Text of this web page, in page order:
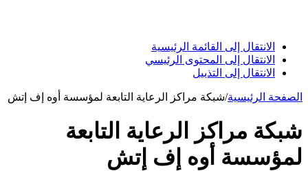
الانتقال إلى القائمة الرئيسية
الانتقال إلى المحتوى الرئيسي
الانتقال إلى التذييل
الصفحة الرئيسية/شبكة مراكز الرعاية التابعة لمؤسسة أوه إف إتش
شبكة مراكز الرعاية التابعة
لمؤسسة أوه إف إتش